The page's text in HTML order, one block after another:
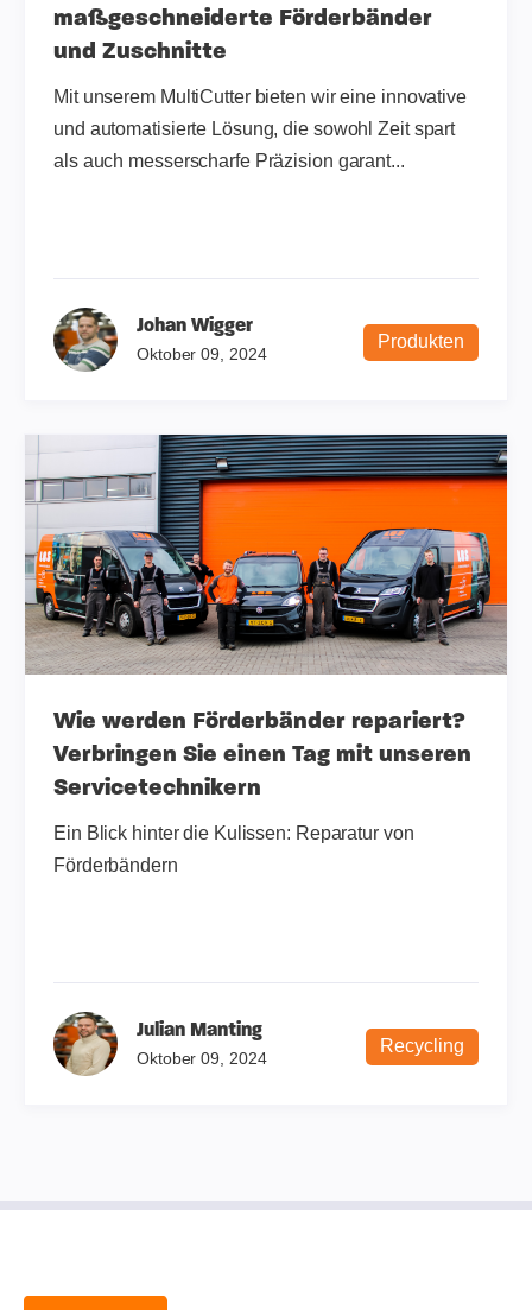
maßgeschneiderte Förderbänder
und Zuschnitte
Mit unserem MultiCutter bieten wir eine innovative
und automatisierte Lösung, die sowohl Zeit spart
als auch messerscharfe Präzision garant...
Johan Wigger
Oktober 09, 2024
Produkten
Wie werden Förderbänder repariert?
Verbringen Sie einen Tag mit unseren
Servicetechnikern
Ein Blick hinter die Kulissen: Reparatur von
Förderbändern
Julian Manting
Oktober 09, 2024
Recycling